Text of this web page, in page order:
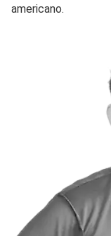
americano.